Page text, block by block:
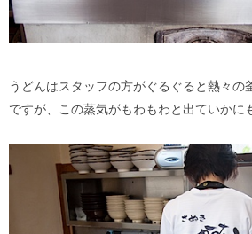
うどんはスタッフの方がぐるぐると熱々の
ですが、この蒸気がもわもわと出ていかに